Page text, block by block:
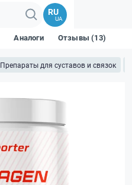
RU
UA
Препараты для суставов и связок
Аналоги Отзывы (13)